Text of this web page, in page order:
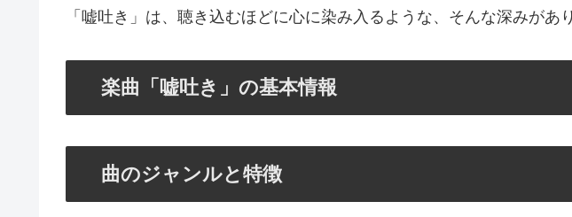
「嘘吐き」は、聴き込むほどに心に染み入るような、そんな深みがあ
楽曲「嘘吐き」の基本情報
曲のジャンルと特徴